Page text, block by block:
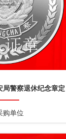
警察退休纪念章定
制
购单位